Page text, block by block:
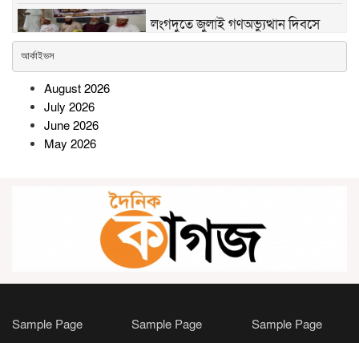
লংগদুতে জুলাই গণঅভ্যুত্থান দিবসে
ইসলামী আন্দোলনের আলোচনা সভা ও
শিশু নূরিয়ার মরদেহ উদ্ধার
সিন্দুকছড়ি জোনের উদ্যোগে ৬ শতাধিক
আর্কাইভস
August 2026
July 2026
June 2026
May 2026
Sample Page Sample Page Sample Page